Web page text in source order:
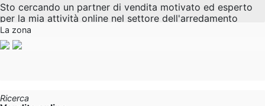
Sto cercando un partner di vendita motivato ed esperto
per la mia attività online nel settore dell'arredamento
esclusivo con piccoli mobili, lampade e
La zona
Ricerca